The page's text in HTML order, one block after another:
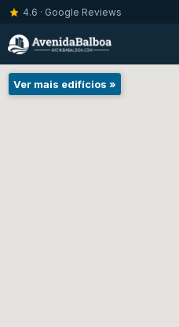
4.6 · Google Reviews
Ver mais edifícios »